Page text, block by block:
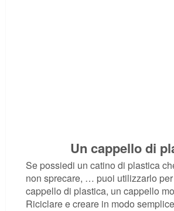
Un cappello di
Se possiedi un catino di plastica
non sprecare, … puoi utilizzarlo
cappello di plastica, un cappello
Riciclare e creare in modo